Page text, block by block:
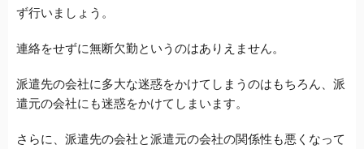
ず行いましょう。
連絡をせずに無断欠勤というのはありえません。
派遣先の会社に多大な迷惑をかけてしまうのはもちろん、派
遣元の会社にも迷惑をかけてしまいます。
さらに、派遣先の会社と派遣元の会社の関係性も悪くなって